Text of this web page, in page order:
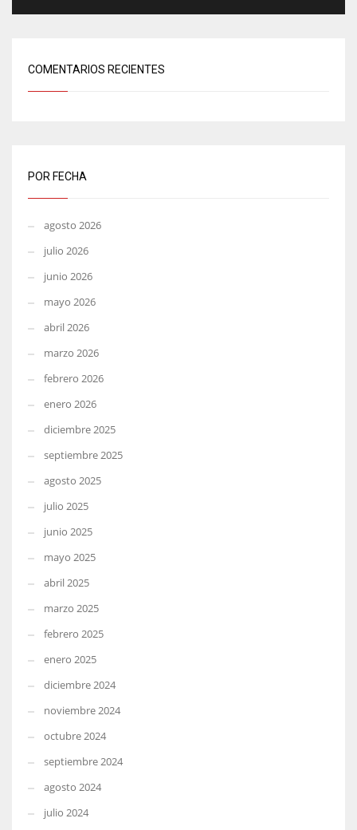
COMENTARIOS RECIENTES
POR FECHA
agosto 2026
julio 2026
junio 2026
mayo 2026
abril 2026
marzo 2026
febrero 2026
enero 2026
diciembre 2025
septiembre 2025
agosto 2025
julio 2025
junio 2025
mayo 2025
abril 2025
marzo 2025
febrero 2025
enero 2025
diciembre 2024
noviembre 2024
octubre 2024
septiembre 2024
agosto 2024
julio 2024